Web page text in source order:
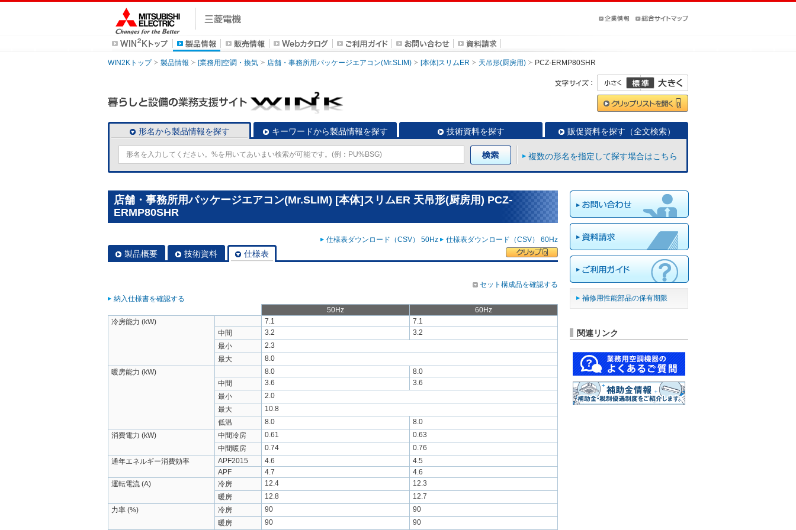
WIN2Kトップ 製品情報 [業務用]空調・換気 店舗・事務所用パッケージエアコン(Mr.SLIM) [本体]スリムER 天吊形(厨房用) PCZ-ERMP80SHR
形名から製品情報を探す キーワードから製品情報を探す 技術資料を探す 販促資料を探す（全文検索）
複数の形名を指定して探す場合はこちら
店舗・事務所用パッケージエアコン(Mr.SLIM) [本体]スリムER 天吊形(厨房用) PCZ-
ERMP80SHR
仕様表ダウンロード（CSV） 50Hz 仕様表ダウンロード（CSV） 60Hz
製品概要 技術資料 仕様表
セット構成品を確認する
納入仕様書を確認する
50Hz
60Hz
冷房能力 (kW)
7.1
7.1
中間
3.2
3.2
最小
2.3
最大
8.0
暖房能力 (kW)
8.0
8.0
中間
3.6
3.6
最小
2.0
最大
10.8
低温
8.0
8.0
消費電力 (kW)
中間冷房 0.61
0.63
中間暖房
0.74
0.76
通年エネルギー消費効率
APF2015 4.6
4.5
APF
4.7
4.6
運転電流 (A)
冷房 12.4
12.3
暖房
12.8
12.7
力率 (%)
冷房 90
90
暖房
90 90
補修用性能部品の保有期限
関連リンク